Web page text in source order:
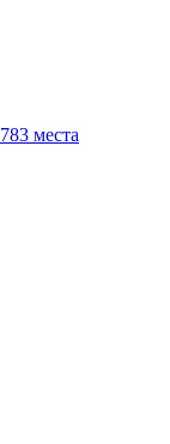
783 места